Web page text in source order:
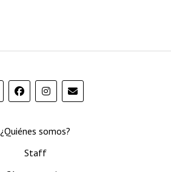
¿Quiénes somos?
Staff